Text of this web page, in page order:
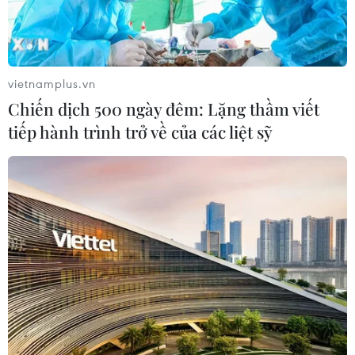
24/07/2026 23:59 24/07/2026 05:44
Mỹ thu hồi gần 1,6 triệu
quả trứng do nguy cơ
nhiễm khuẩn Salmonella
24/07/2026 05:34
Venezuela ghi nhận 3 ca tử
vietnamplus.vn
Chiến dịch 500 ngày đêm: Lặng thầm viết
tiếp hành trình trở về của các liệt sỹ